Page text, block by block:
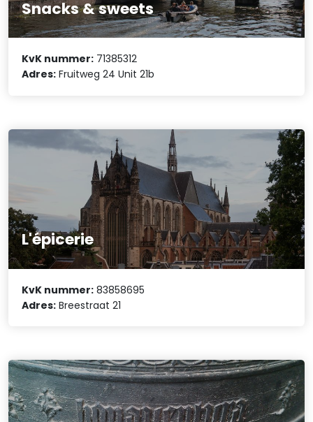
Snacks & sweets
KvK nummer: 71385312
Adres: Fruitweg 24 Unit 21b
L'épicerie
KvK nummer: 83858695
Adres: Breestraat 21